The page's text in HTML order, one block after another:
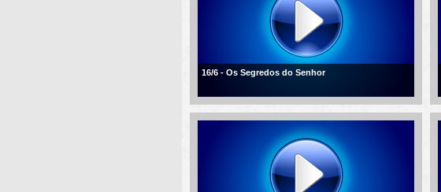
16/6 - Os Segredos do Senhor